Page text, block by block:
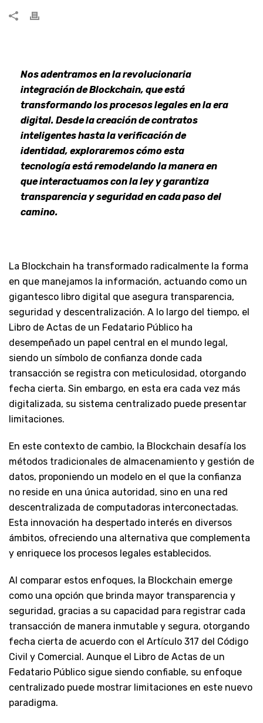
Nos adentramos en la revolucionaria
integración de Blockchain, que está
transformando los procesos legales en la era
digital. Desde la creación de contratos
inteligentes hasta la verificación de
identidad, exploraremos cómo esta
tecnología está remodelando la manera en
que interactuamos con la ley y garantiza
transparencia y seguridad en cada paso del
camino.
La Blockchain ha transformado radicalmente la forma
en que manejamos la información, actuando como un
gigantesco libro digital que asegura transparencia,
seguridad y descentralización. A lo largo del tiempo, el
Libro de Actas de un Fedatario Público ha
desempeñado un papel central en el mundo legal,
siendo un símbolo de confianza donde cada
transacción se registra con meticulosidad, otorgando
fecha cierta. Sin embargo, en esta era cada vez más
digitalizada, su sistema centralizado puede presentar
limitaciones.
En este contexto de cambio, la Blockchain desafía los
métodos tradicionales de almacenamiento y gestión de
datos, proponiendo un modelo en el que la confianza
no reside en una única autoridad, sino en una red
descentralizada de computadoras interconectadas.
Esta innovación ha despertado interés en diversos
ámbitos, ofreciendo una alternativa que complementa
y enriquece los procesos legales establecidos.
Al comparar estos enfoques, la Blockchain emerge
como una opción que brinda mayor transparencia y
seguridad, gracias a su capacidad para registrar cada
transacción de manera inmutable y segura, otorgando
fecha cierta de acuerdo con el Artículo 317 del Código
Civil y Comercial. Aunque el Libro de Actas de un
Fedatario Público sigue siendo confiable, su enfoque
centralizado puede mostrar limitaciones en este nuevo
paradigma.